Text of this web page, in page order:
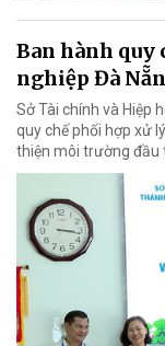
Ban hành quy
nghiệp Đà
Sở Tài chính và Hiệp
quy chế phối hợp xử
thiện môi trường đầu